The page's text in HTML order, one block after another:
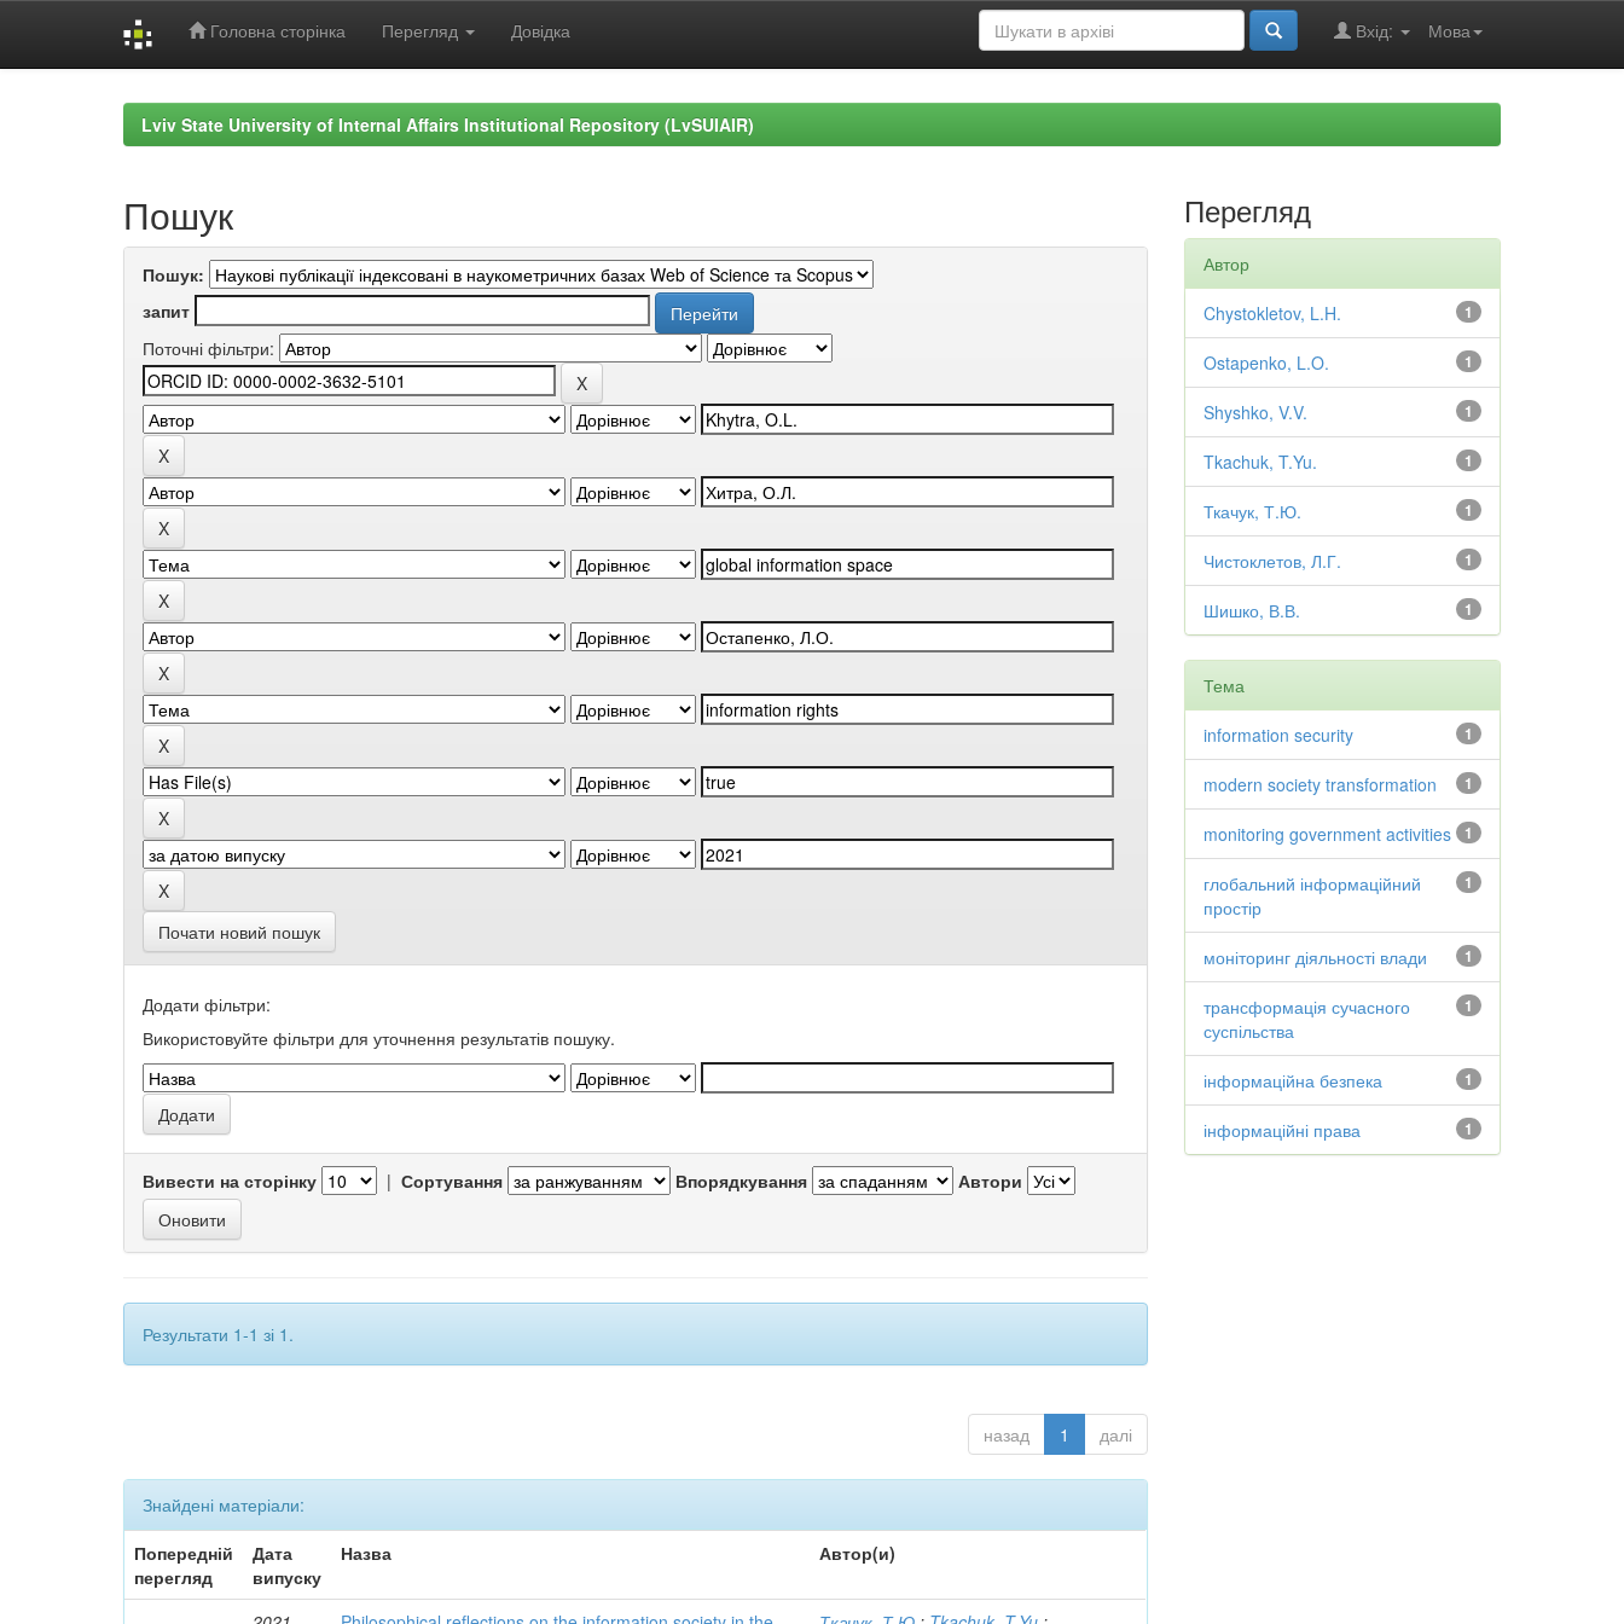
Головна сторінка Перегляд Довідка Мова
Вхід:
Lviv State University of Internal Affairs Institutional Repository (LvSUIAIR)
Пошук
Пошук:
запит
Поточні фільтри:
Почати новий пошук
Додати фільтри:
Використовуйте фільтри для уточнення результатів пошуку.
Вивести на сторінку | Сортування Впорядкування Автори
Результати 1-1 зі 1.
назад 1 далі
Знайдені матеріали:
Попередній
перегляд
Дата
випуску
Назва Автор(и)
Перегляд
Автор
1
Chystokletov, L.H.
1
Ostapenko, L.O.
1
Shyshko, V.V.
1
Tkachuk, T.Yu.
1
Ткачук, Т.Ю.
1
Чистоклетов, Л.Г.
1
Шишко, В.В.
Тема
1
information security
1
modern society transformation
1
monitoring government activities
1
глобальний інформаційний
простір
1
моніторинг діяльності влади
1
трансформація сучасного
суспільства
1
інформаційна безпека
1
інформаційні права